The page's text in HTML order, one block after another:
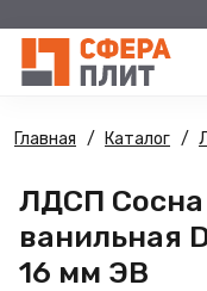
Главная Каталог
ЛДСП Сосна
ванильная
16 мм ЭВ